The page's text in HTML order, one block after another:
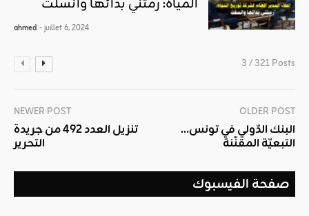
المياه: رمتني بدائها وانسلت
ahmed - juillet 6, 2024
3 / 321 Posts
NEWER POST
تنزيل العدد 492 من جريدة
التحرير
OLDER POST
البنك الدّولي في تونس…
التبعيّة المقنّنة
صفحة الفيسبوك